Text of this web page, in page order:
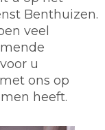
Benthuizen.
veel
u
ons op
heeft.